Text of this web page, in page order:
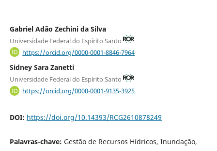
Gabriel Adão Zechini da Silva
Universidade Federal do Espírito Santo
https://orcid.org/0000-0001-8846-7964
Sidney Sara Zanetti
Universidade Federal do Espírito Santo
https://orcid.org/0000-0001-9135-3925
DOI: https://doi.org/10.14393/RCG2610878249
Palavras-chave: Gestão de Recursos Hídricos, Inundação,